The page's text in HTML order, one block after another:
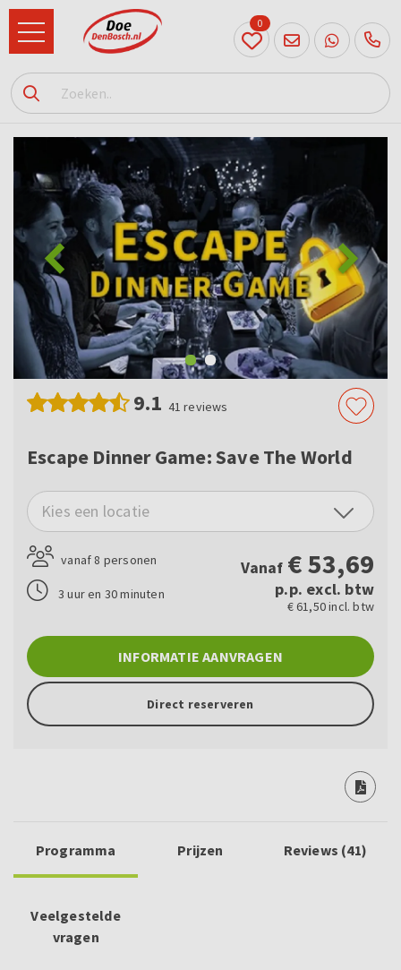
073
614
0
9.1 41 reviews
Escape Dinner Game: Save The World
Kies een locatie
vanaf 8 personen
3 uur en 30 minuten
Vanaf €53,69
p.p. excl. btw
€ 61,50 incl. btw
INFORMATIE AANVRAGEN
Direct reserveren
Programma Prijzen Reviews (41)
Veelgestelde
vragen